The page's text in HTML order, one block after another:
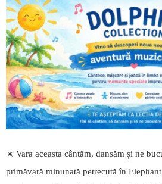
☀️ Vara aceasta cântăm, dansăm și ne
primăvară minunată petrecută în